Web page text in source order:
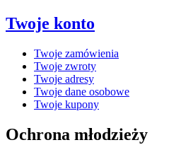
Twoje konto
Twoje zamówienia
Twoje zwroty
Twoje adresy
Twoje dane osobowe
Twoje kupony
Ochrona młodzieży